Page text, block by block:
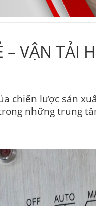
VẬN TẢI
chiến lược sản
những trung